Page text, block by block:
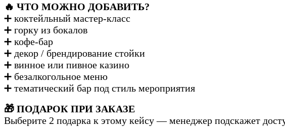
🔥 ЧТО МОЖНО ДОБАВИТЬ?
➕ коктейльный мастер-класс
➕ горку из бокалов
➕ кофе-бар
➕ декор / брендирование стойки
➕ винное или пивное казино
➕ безалкогольное меню
➕ тематический бар под стиль мероприятия
🎁 ПОДАРОК ПРИ ЗАКАЗЕ
Выберите 2 подарка к этому кейсу — менеджер подскажет